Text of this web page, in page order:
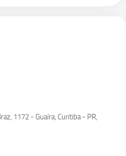
1172 - Guaíra, Curitiba - PR,